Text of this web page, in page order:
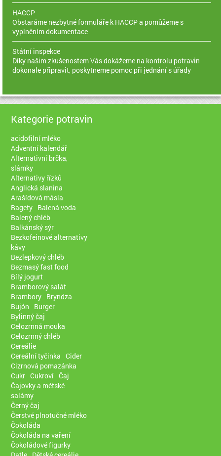
HACCP
Obstaráme nezbytné formuláře k HACCP a pomůžeme s
vyplněním dokumentace
Státní inspekce
Díky našim zkušenostem Vás dokážeme na kontrolu potravin
dokonale připravit, poskytneme pomoc při jednání s úřady
Kategorie potravin
acidofilní mléko
Adventní kalendář
Alternativní brčka,
slámky
Alternativy řízků
Anglická slanina
Arašídová másla
Bagety Balená voda
Balený chléb
Balkánský sýr
Bezkofeinové alternativy
kávy
Bezlepkový chléb
Bezmasý fast food
Bílý jogurt
Bramborový salát
Brambory Bryndza
Bujón
Burger
Bylinný čaj
Celozrnná mouka
Celozrnný chléb
Cereálie
Cereální tyčinka Cider
Cizrnová pomazánka
Cukr Cukroví Čaj
Čajovky a métské
salámy
Černý čaj
Čerstvé plnotučné mléko
Čokoláda
Čokoláda na vaření
Čokoládové figurky